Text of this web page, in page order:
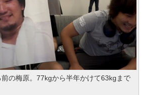
の梅原。77kgから半年かけて63kgまで